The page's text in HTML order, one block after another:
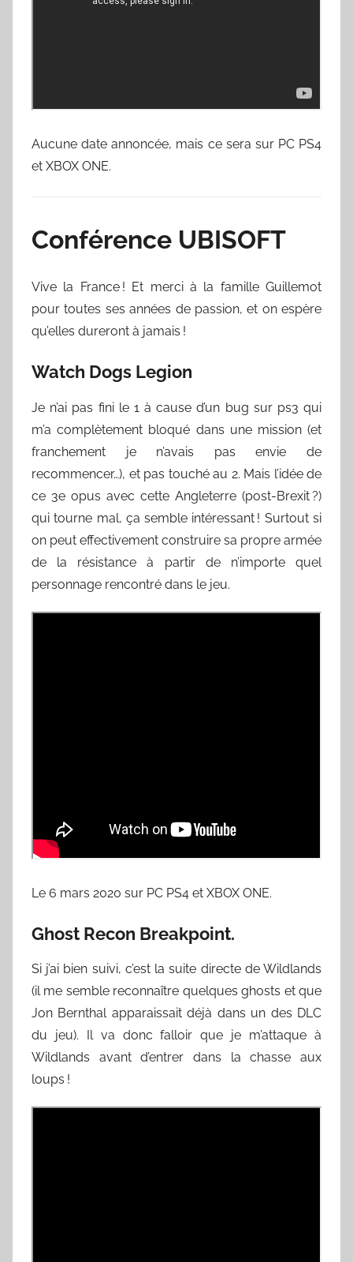
Aucune date annoncée, mais ce sera sur PC PS4
et XBOX ONE.
Conférence UBISOFT
Vive la France ! Et merci à la famille Guillemot
pour toutes ses années de passion, et on espère
qu’elles dureront à jamais !
Watch Dogs Legion
Je n’ai pas fini le 1 à cause d’un bug sur ps3 qui
m’a complètement bloqué dans une mission (et
franchement je n’avais pas envie de
recommencer…), et pas touché au 2. Mais l’idée de
ce 3e opus avec cette Angleterre (post-Brexit ?)
qui tourne mal, ça semble intéressant ! Surtout si
on peut effectivement construire sa propre armée
de la résistance à partir de n’importe quel
personnage rencontré dans le jeu.
Le 6 mars 2020 sur PC PS4 et XBOX ONE.
Ghost Recon Breakpoint.
Si j’ai bien suivi, c’est la suite directe de Wildlands
(il me semble reconnaître quelques ghosts et que
Jon Bernthal apparaissait déjà dans un des DLC
du jeu). Il va donc falloir que je m’attaque à
Wildlands avant d’entrer dans la chasse aux
loups !